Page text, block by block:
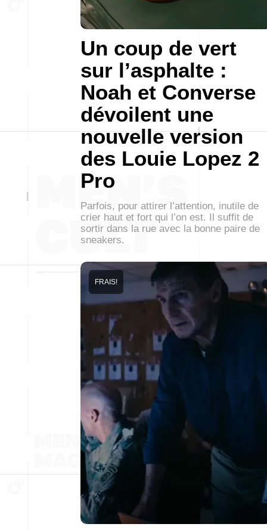
Un coup de vert
sur l’asphalte :
Noah et Converse
dévoilent une
nouvelle version
des Louie Lopez 2
Pro
Parfois, pour attirer l’attention, inutile de
crier haut et fort qui l’on est. Il suffit de
sortir dans la rue avec la bonne paire de
sneakers.
FRAIS!